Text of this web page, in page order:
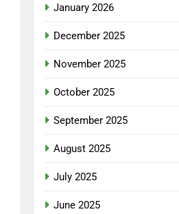
January 2026
December 2025
November 2025
October 2025
September 2025
August 2025
July 2025
June 2025